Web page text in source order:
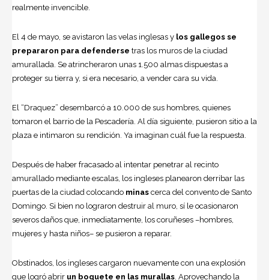
realmente invencible.
El 4 de mayo, se avistaron las velas inglesas y los gallegos se
prepararon para defenderse tras los muros de la ciudad
amurallada. Se atrincheraron unas 1.500 almas dispuestas a
proteger su tierra y, si era necesario, a vender cara su vida.
El “Draquez” desembarcó a 10.000 de sus hombres, quienes
tomaron el barrio de la Pescadería. Al día siguiente, pusieron sitio a la
plaza e intimaron su rendición. Ya imaginan cuál fue la respuesta.
Después de haber fracasado al intentar penetrar al recinto
amurallado mediante escalas, los ingleses planearon derribar las
puertas de la ciudad colocando minas cerca del convento de Santo
Domingo. Si bien no lograron destruir al muro, sí le ocasionaron
severos daños que, inmediatamente, los coruñeses –hombres,
mujeres y hasta niños– se pusieron a reparar.
Obstinados, los ingleses cargaron nuevamente con una explosión
que logró abrir un boquete en las murallas. Aprovechando la